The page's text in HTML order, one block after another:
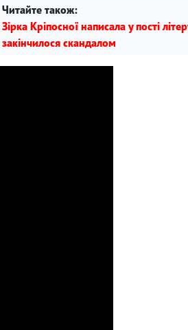
Читайте також:
Зірка Кріпосної написала у пості
закінчилося скандалом